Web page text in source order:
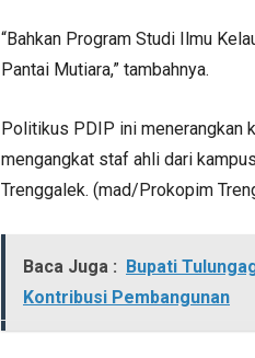
“Bahkan Program Studi Ilmu
Pantai Mutiara,” tambahnya.
Politikus PDIP ini menerangkan
mengangkat staf ahli dari
Trenggalek. (mad/Prokopim
Baca Juga : Bupati
Kontribusi Pembangunan